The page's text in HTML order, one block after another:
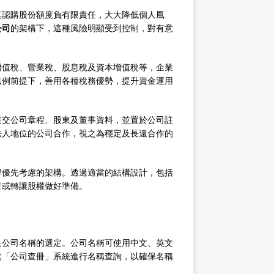
購股份額度負有限責任，大大降低個人風
的架構下，這種風險明顯受到控制，對有意
稅、營業稅、股息稅及資本增值稅等，企業
前提下，善用各種稅務優勢，提升資金運用
公司章程、股東及董事資料，並置於公司註
地位的公司合作，視之為穩定及長遠合作的
先考慮的架構。透過適當的結構設計，包括
轉讓股權做好準備。
司名稱的選定。公司名稱可使用中文、英文
公司查冊」系統進行名稱查詢，以確保名稱